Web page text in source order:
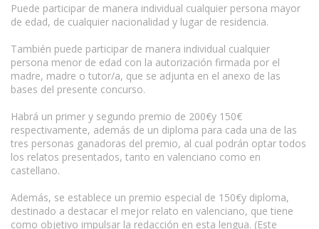
Puede participar de manera individual cualquier persona mayor
de edad, de cualquier nacionalidad y lugar de residencia.
También puede participar de manera individual cualquier
persona menor de edad con la autorización firmada por el
madre, madre o tutor/a, que se adjunta en el anexo de las
bases del presente concurso.
Habrá un primer y segundo premio de 200€y 150€
respectivamente, además de un diploma para cada una de las
tres personas ganadoras del premio, al cual podrán optar todos
los relatos presentados, tanto en valenciano como en
castellano.
Además, se establece un premio especial de 150€y diploma,
destinado a destacar el mejor relato en valenciano, que tiene
como objetivo impulsar la redacción en esta lengua. (Este